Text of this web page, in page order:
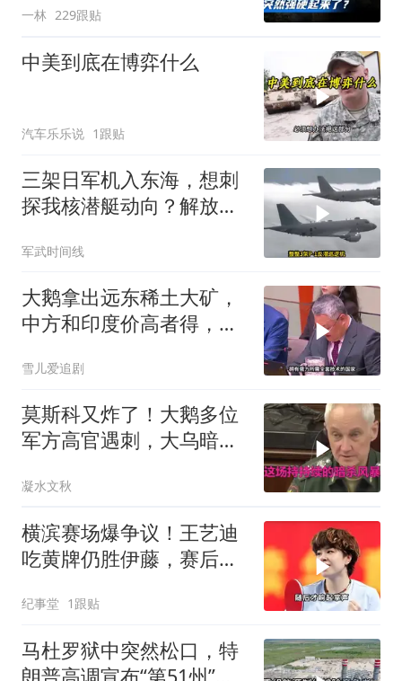
一林 229跟贴
中美到底在博弈什么
汽车乐乐说 1跟贴
三架日军机入东海，想刺
探我核潜艇动向？解放军
军武时间线
大鹅拿出远东稀土大矿，
中方和印度价高者得，背
雪儿爱追剧
莫斯科又炸了！大鹅多位
军方高官遇刺，大乌暗杀
凝水文秋
横滨赛场爆争议！王艺迪
吃黄牌仍胜伊藤，赛后一
纪事堂 1跟贴
马杜罗狱中突然松口，特
朗普高调宣布“第51州”，